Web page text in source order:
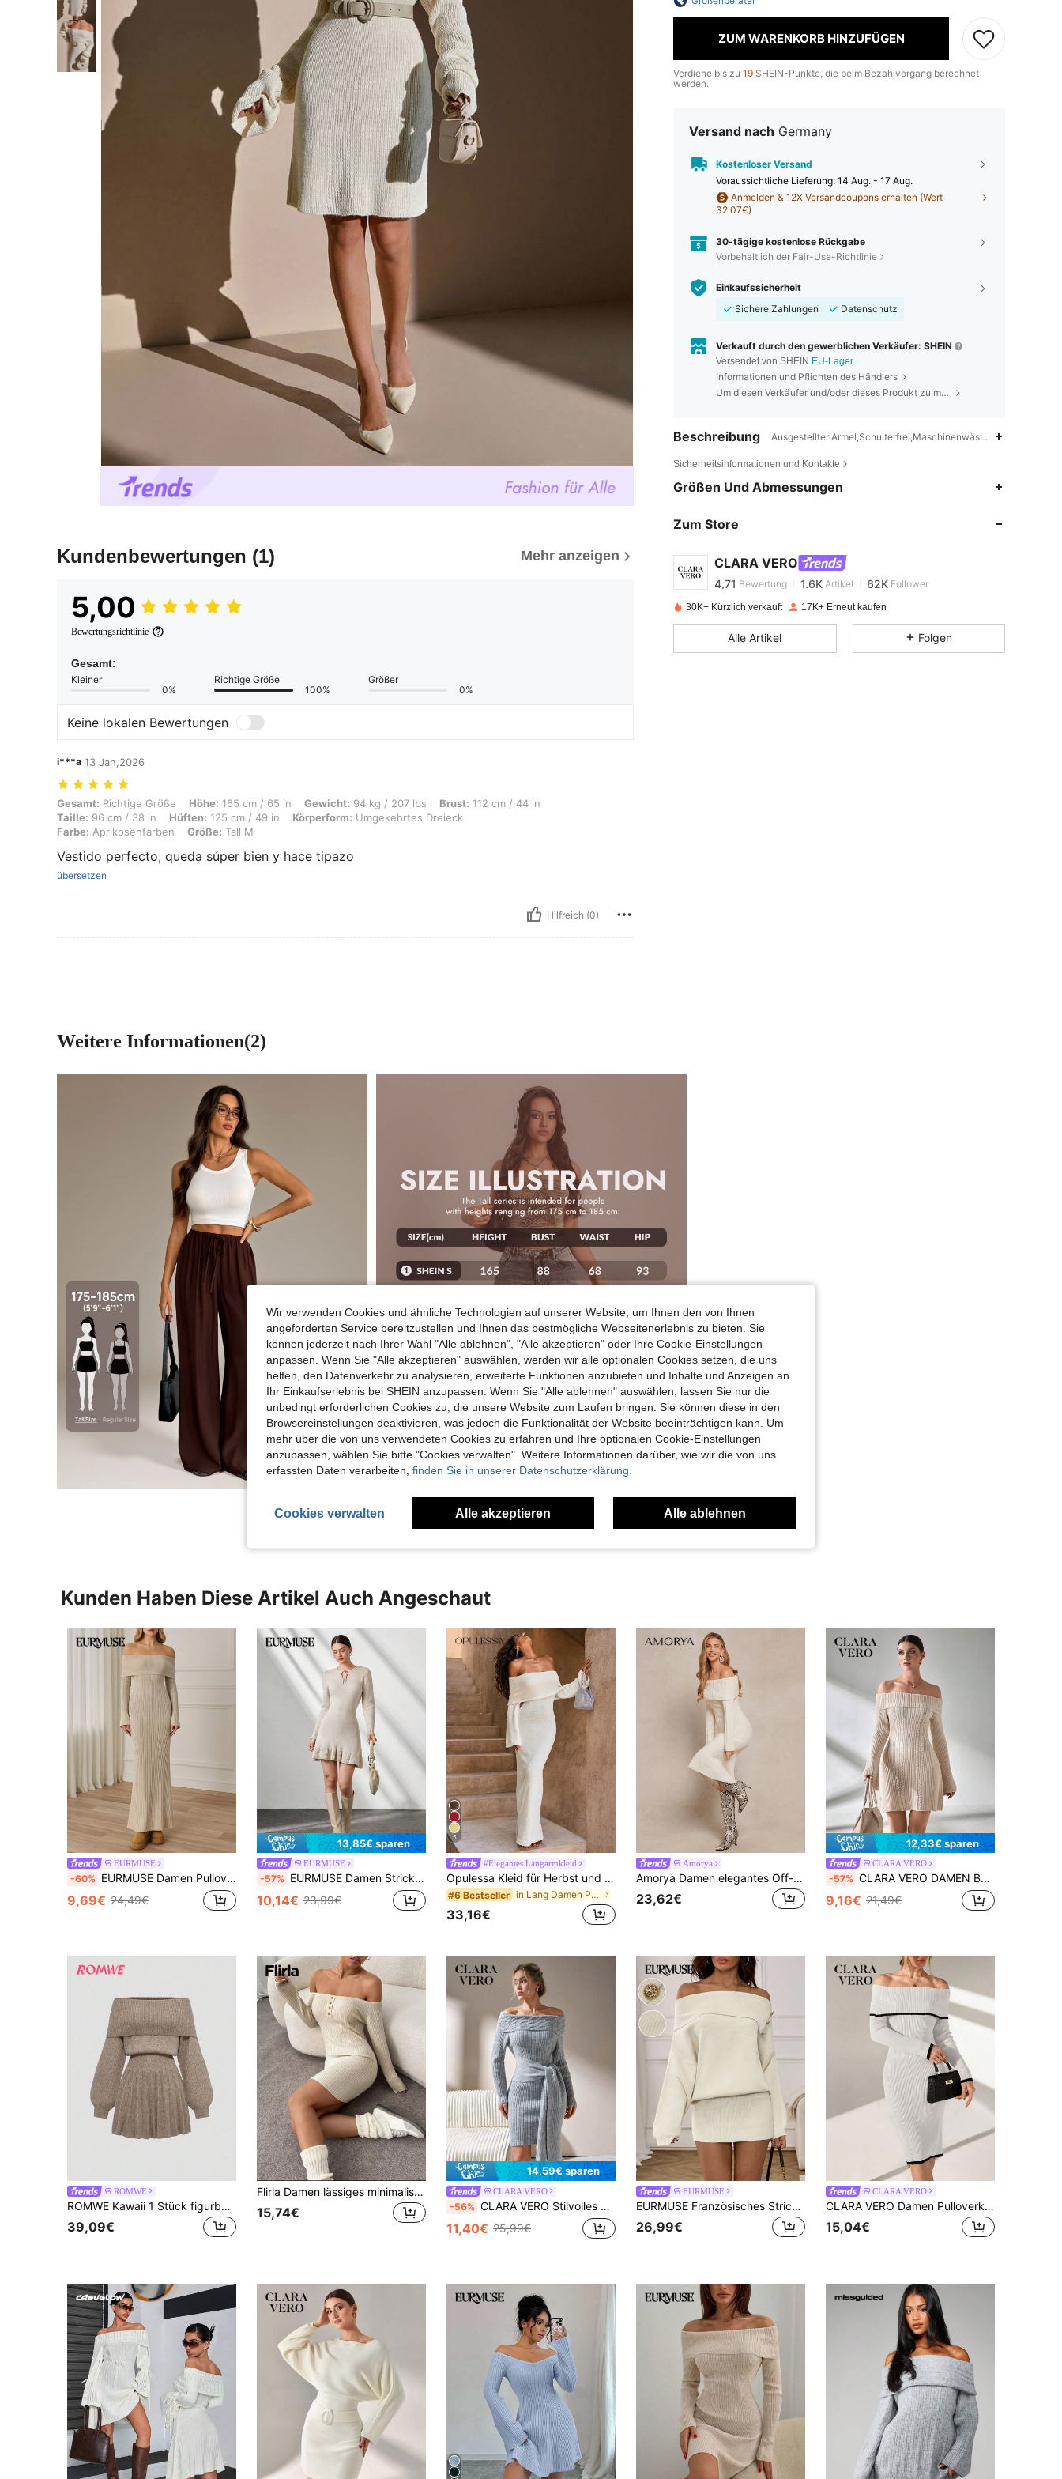
Kundenbewertungen (1) Mehr anzeigen
5,00
Bewertungsrichtlinie
Gesamt:
Kleiner
0%
Richtige Größe
100%
Größer
0%
Keine lokalen Bewertungen
i***a 13 Jan,2026
Gesamt: Richtige Größe, Höhe: 165 cm / 65 in, Gewicht: 94 kg / 207 lbs, Brust: 112 cm / 44 in, Taille: 96 cm / 38 in, Hüften: 125 cm / 49 in, Körperform: Umgekehrtes Dreieck, Farbe: Aprikosenfarben, Größe: Tall M
Gesamt: Richtige Größe Höhe: 165 cm / 65 in Gewicht: 94 kg / 207 lbs Brust: 112 cm / 44 in
Taille: 96 cm / 38 in Hüften: 125 cm / 49 in Körperform: Umgekehrtes Dreieck
Farbe: Aprikosenfarben Größe: Tall M
Vestido perfecto, queda súper bien y hace tipazo
übersetzen
Hilfreich (0)
ZUM WARENKORB HINZUFÜGEN
Verdiene bis zu 19 SHEIN-Punkte, die beim Bezahlvorgang berechnet
werden.
Versand nach Germany
Kostenloser Versand
Voraussichtliche Lieferung: 14 Aug. - 17 Aug.
Anmelden & 12X Versandcoupons erhalten (Wert
32,07€)
30-tägige kostenlose Rückgabe
Vorbehaltlich der Fair-Use-Richtlinie
Einkaufssicherheit
Sichere Zahlungen
Datenschutz
Verkauft durch den gewerblichen Verkäufer: SHEIN
Versendet von SHEIN EU-Lager
Informationen und Pflichten des Händlers
Um diesen Verkäufer und/oder dieses Produkt zu melden
Beschreibung Ausgestellter Ärmel,Schulterfrei,Maschinenwäsche, keine
Sicherheitsinformationen und Kontakte
Größen Und Abmessungen
Zum Store
CLARA VERO
4,71 1.6K
4,71
4,71 Bewertung 1.6K Artikel 62K Follower
m***rbezahltVor 1 Tag
4,71 1.6K 62K
30K+ Kürzlich verkauft 17K+ Erneut kaufen
Alle Artikel Folgen
Weitere Informationen(2)
Kunden Haben Diese Artikel Auch Angeschaut
EURMUSE
-60% EURMUSE Damen Pulloverkleid Beige, bequem für den Winter
9,69€ 24,49€
13,85€ sparen
EURMUSE
-57% EURMUSE Damen Strickkleid mit Ballonärmeln, Rüschensaum und Knoten-Kragen, Strickkleid für Damen in Beige mit Rüschensaum, Langarm-Strickkleid, Strickkleid mit Knotenfront, Rüschensaum-Strickkleid, Damen Strickkleid, Beige Kleid, Damen Pulloverkleid, Winterkleider
10,14€ 23,99€
5
#Elegantes Langarmkleid
Opulessa Kleid für Herbst und Winter, Weihnachts-Hochzeit, Cocktail-Party, formeller Anlass, Damen Strick Kleid mit Schulterausschnitt und Langarm, einfarbig, geeignet für Urlaub
#6 Bestseller in Lang Damen Pulloverkleider
33,16€
Amorya
Amorya Damen elegantes Off-Shoulder Langarm-Strickkleid mit taillierter Passform, geeignet zum Layering, für den Arbeitsweg, den Büroalltag und für legere Anlässe, Herbst
23,62€
12,33€ sparen
CLARA VERO
-57% CLARA VERO DAMEN BEIGE GERIPPTER STRICKKLEID - Off-Shoulder STIL, WEITE LANGE ÄRMEL, WEICHER DEHNBARER SITZ, ELEGANTES AUSSEHEN
9,16€ 21,49€
ROMWE
ROMWE Kawaii 1 Stück figurbetontes Kleid, Off-Shoulder, Laternenärmeln und Plissee-Strick
39,09€
Flirla Damen lässiges minimalistisches Strickkleid mit Off-Shoulder Rippstrick, Herbst/Winter
15,74€
14,59€ sparen
CLARA VERO
-56% CLARA VERO Stilvolles Minikleid mit langen Ärmeln und Kragen
11,40€ 25,99€
EURMUSE
EURMUSE Französisches Strickkleid mit Off-Shoulder Schnitt und taillierter Taille, Off-Shoulder Passform, körperbetontes Kurzkleid für kleine Frauen im Herbst/Winter
26,99€
CLARA VERO
CLARA VERO Damen Pulloverkleid in Beige mit kontrastierender schwarzer Farbe
15,04€
Wir verwenden Cookies und ähnliche Technologien auf unserer Website, um Ihnen den von Ihnen
angeforderten Service bereitzustellen und Ihnen das bestmögliche Webseitenerlebnis zu bieten. Sie
können jederzeit nach Ihrer Wahl "Alle ablehnen", "Alle akzeptieren" oder Ihre Cookie-Einstellungen
anpassen. Wenn Sie "Alle akzeptieren" auswählen, werden wir alle optionalen Cookies setzen, die uns
helfen, den Datenverkehr zu analysieren, erweiterte Funktionen anzubieten und Inhalte und Anzeigen an
Ihr Einkaufserlebnis bei SHEIN anzupassen. Wenn Sie "Alle ablehnen" auswählen, lassen Sie nur die
unbedingt erforderlichen Cookies zu, die unsere Website zum Laufen bringen. Sie können diese in den
Browsereinstellungen deaktivieren, was jedoch die Funktionalität der Website beeinträchtigen kann. Um
mehr über die von uns verwendeten Cookies zu erfahren und Ihre optionalen Cookie-Einstellungen
anzupassen, wählen Sie bitte "Cookies verwalten". Weitere Informationen darüber, wie wir die von uns
erfassten Daten verarbeiten, finden Sie in unserer Datenschutzerklärung.
Cookies verwalten Alle akzeptieren Alle ablehnen